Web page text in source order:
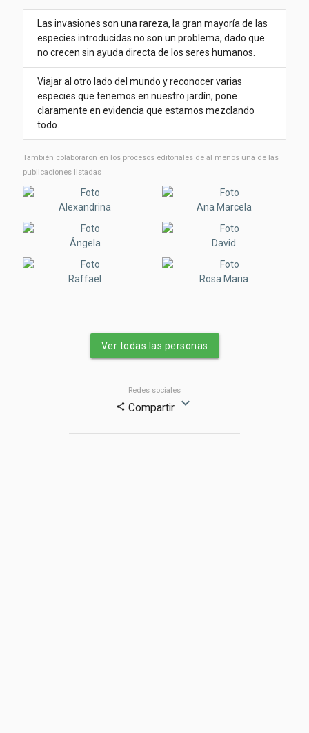
Las invasiones son una rareza, la gran mayoría de las
especies introducidas no son un problema, dado que
no crecen sin ayuda directa de los seres humanos.
Viajar al otro lado del mundo y reconocer varias
especies que tenemos en nuestro jardín, pone
claramente en evidencia que estamos mezclando
todo.
También colaboraron ​​en los procesos editoriales de al menos una de las
publicaciones listadas
Alexandrina Ana Marcela
Ángela David
Raffael Rosa Maria
Ver todas las personas
Redes sociales
share Compartir expand_more